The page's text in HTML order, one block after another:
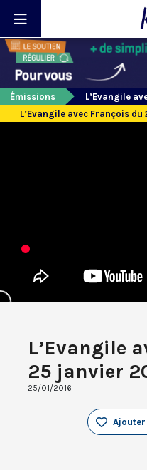
Émissions
L’Evangile
L’Evangile avec François du
L’Evangile
25 janvier
25/01/2016